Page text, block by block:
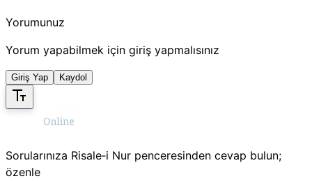
Yorumunuz
Yorum yapabilmek için giriş yapmalısınız
Giriş Yap Kaydol
Sorularınıza Risale‑i Nur penceresinden cevap bulun;
özenle